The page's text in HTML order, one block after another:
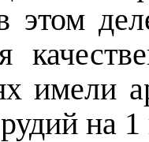
этом
имели
на